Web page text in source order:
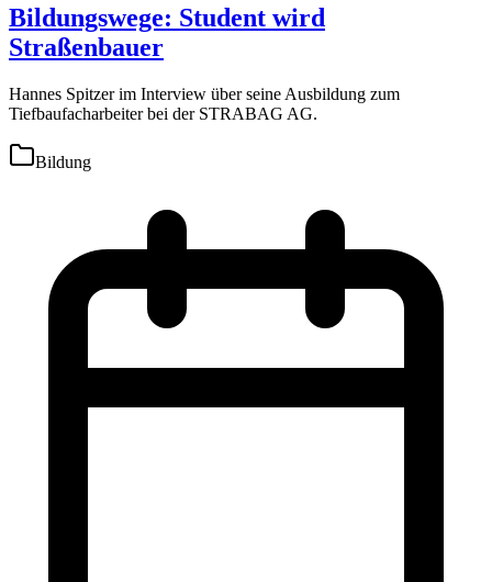
Bildungswege: Student wird
Straßenbauer
Hannes Spitzer im Interview über seine Ausbildung zum
Tiefbaufacharbeiter bei der STRABAG AG.
Bildung